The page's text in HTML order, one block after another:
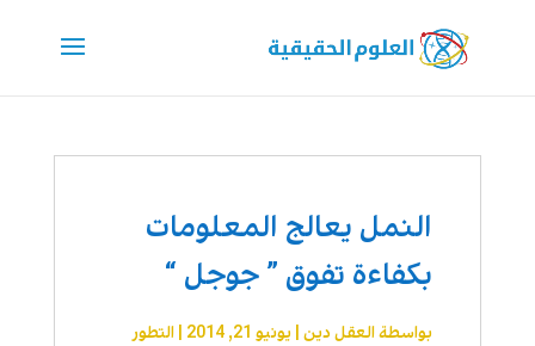
النمل يعالج المعلومات
بكفاءة تفوق ” جوجل “
بواسطةالعقل دين| يونيو 21, 2014
التطور